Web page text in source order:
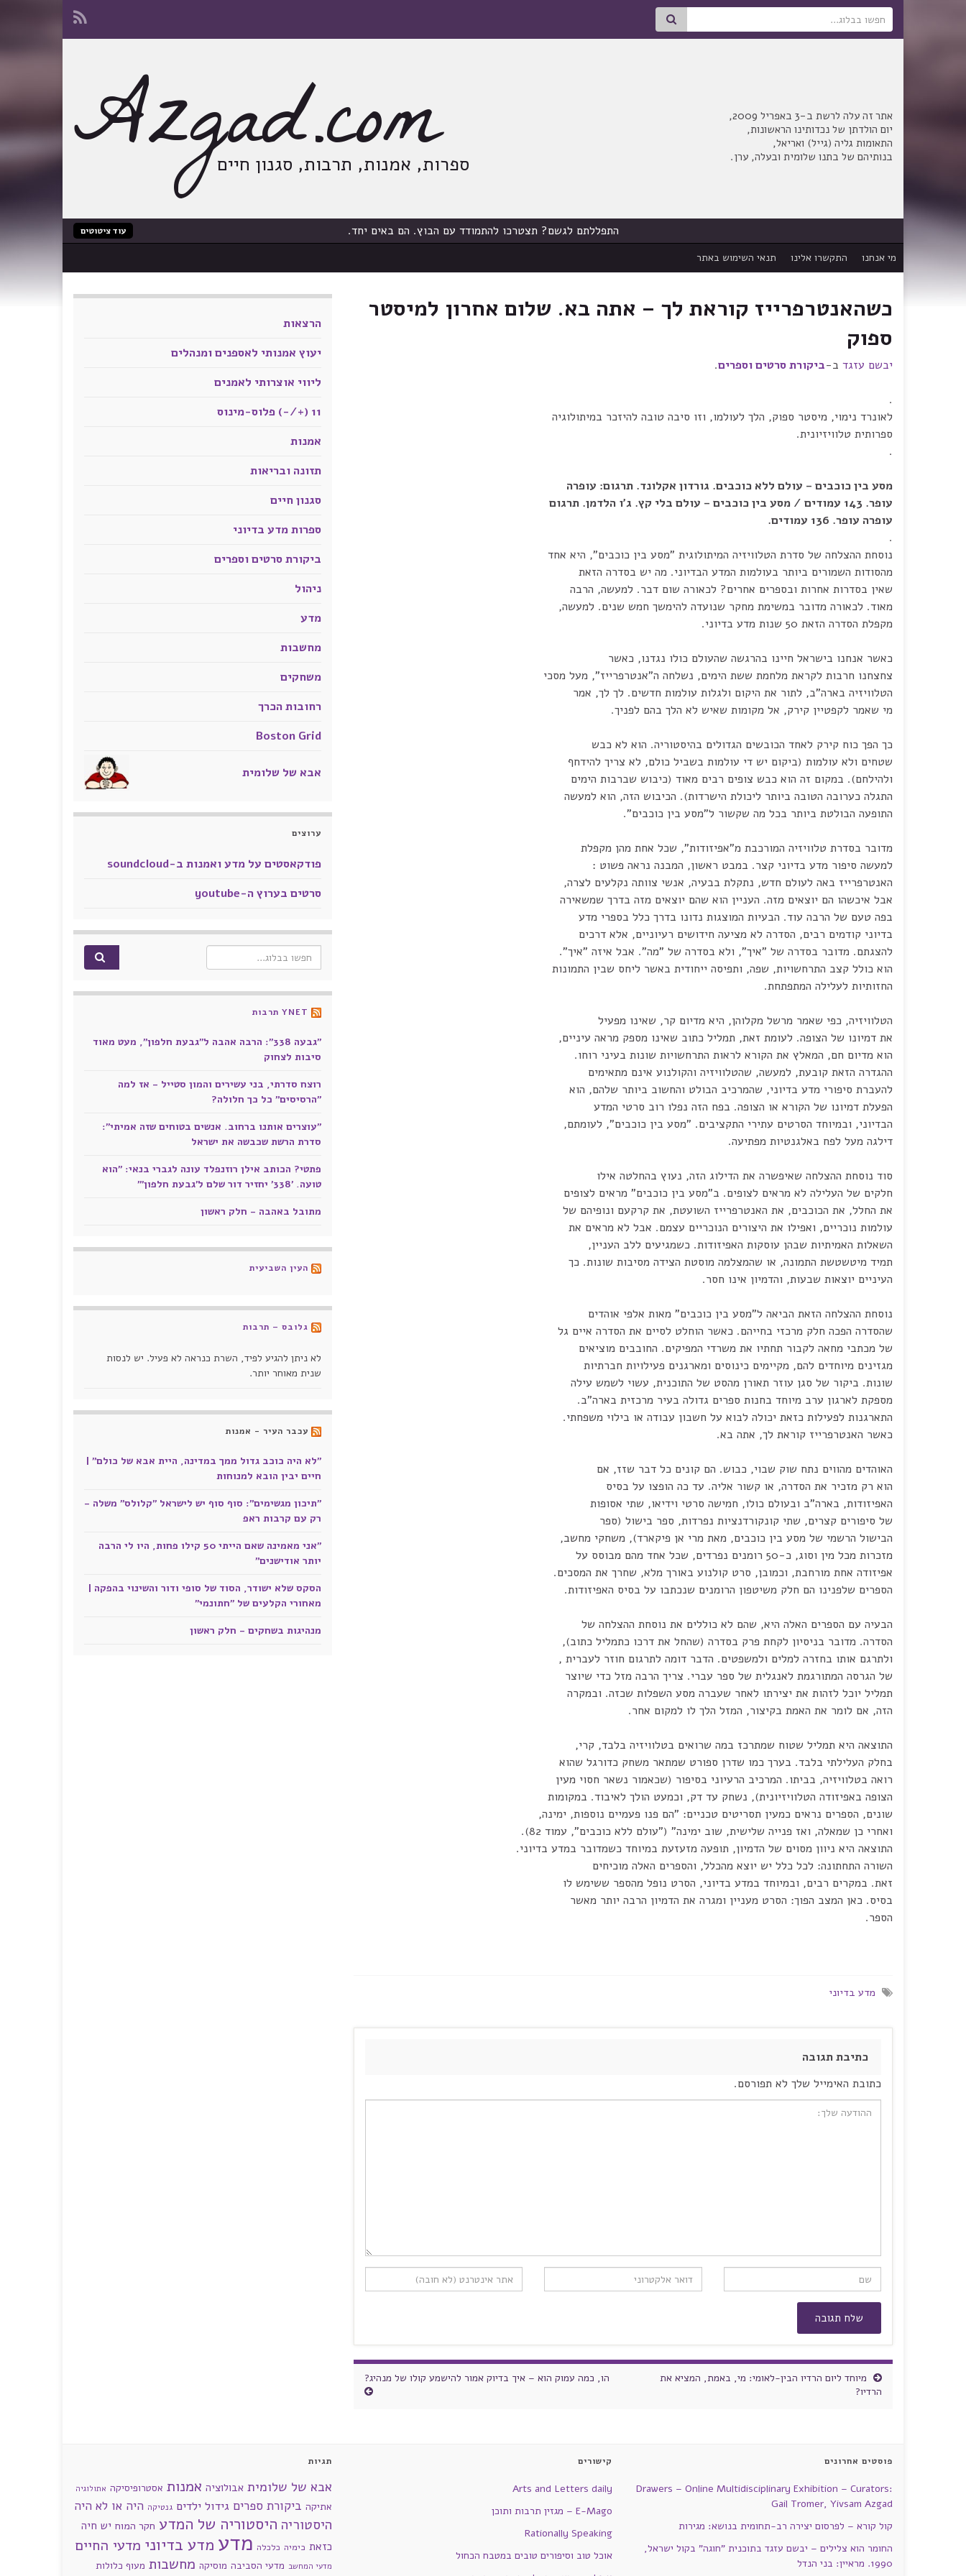
Search for:
אתר זה עלה לרשת ב-3 באפריל 2009,
יום הולדתן של נכדותינו הראשונות,
התאומות גליה (גייל) ואריאל,
בנותיהם של בתנו שלומית ובעלה, ערן.
Azgad.com
ספרות, אמנות, תרבות, סגנון חיים
התפללתם לגשם? תצטרכו להתמודד עם הבוץ. הם באים יחד. עוד ציטוטים
מי אנחנו התקשרו אלינו תנאי השימוש באתר
כשהאנטרפרייז קוראת לך – אתה בא. שלום אחרון למיסטר
ספוק
יבשם עזגד ב-ביקורת סרטים וספרים.
.
לאונרד נימוי, מיסטר ספוק, הלך לעולמו, וזו סיבה טובה להיזכר במיתולוגיה
ספרותית טלוויזיונית.
.
מסע בין כוכבים – עולם ללא כוכבים. גורדון אקלונד. תרגום: עופרה
עופר. 143 עמודים / מסע בין כוכבים – עולם בלי קץ. ג'ו הלדמן. תרגום
עופרה עופר. 136 עמודים.
.
נוסחת ההצלחה של סדרת הטלוויזיה המיתולוגית "מסע בין כוכבים", היא אחד
מהסודות השמורים ביותר בעולמות המדע הבדיוני. מה יש בסדרה הזאת
שאין בסדרות אחרות ובספרים אחרים? לכאורה שום דבר. למעשה, הרבה
מאוד. לכאורה מדובר במשימת מחקר שנועדה להימשך חמש שנים. למעשה,
מקפלת הסדרה הזאת 50 שנות מדע בדיוני.
כאשר אנחנו בישראל חיינו בהרגשה שהעולם כולו נגדנו, כאשר
צחצחנו חרבות לקראת מלחמת ששת הימים, נשלחה ה"אנטרפרייז", מעל מסכי
הטלוויזיה בארה"ב, לתור את היקום ולגלות עולמות חדשים. לך לך, אמר
מי שאמר לקפטיין קירק, אל מקומות שאיש לא הלך בהם לפניך.
כך הפך כוח קירק לאחד הכובשים הגדולים בהיסטוריה. הוא לא כבש
שטחים ולא עולמות (ביקום יש די עולמות בשביל כולם, לא צריך להידחף
ולהילחם). במקום זה הוא כבש צופים רבים מאוד (כיבוש שברבות הימים
התגלה כערובה הטובה ביותר ליכולת הישרדות). הכיבוש הזה, הוא למעשה
התופעה הבולטת ביותר בכל מה שקשור ל"מסע בין כוכבים".
מדובר בסדרת טלוויזיה המורכבת מ"אפיזודות", שכל אחת מהן מקפלת
למעשה סיפור מדע בדיוני קצר. במבט ראשון, המבנה נראה פשוט :
האנטרפרייז באה לעולם חדש, נתקלת בבעיה, אנשי צוותה נקלעים לצרה,
אבל איכשהו הם יוצאים מזה. העניין הוא שהם יוצאים מזה בדרך שמשאירה
בפה טעם של הרבה עוד. הבעיות המוצגות נדונו בדרך כלל בספרי מדע
בדיוני קודמים רבים, הסדרה לא מציעה חידושים רעיוניים, אלא דרכים
להצגתם. מדובר בסדרה של "איך", ולא בסדרה של "מה". אבל איזה "איך".
הוא כולל קצב התרחשויות, שפה, ותפיסה ייחודית באשר ליחס שבין התמונות
החזותיות לעלילה המתפתחת.
הטלוויזיה, כפי שאמר מרשל מקלוהן, היא מדיום קר, שאינו מפעיל
את דמיונו של הצופה. לעומת זאת, תמליל כתוב שאינו מספק מראה עיניים,
הוא מדיום חם, המאלץ את הקורא לראות התרחשויות שונות בעיני רוחו.
ההגדרה הזאת קובעת, למעשה, שהטלוויזיה והקולנוע אינם מתאימים
להעברת סיפורי מדע בדיוני, שהמרכיב הבולט והחשוב ביותר שלהם, הוא
הפעלת דמיונו של הקורא או הצופה. בפח הזה נפלו רוב סרטי המדע
הבדיוני, ובמיוחד הסרטים עתירי התקציבים. "מסע בין כוכבים", לעומתם,
דילגה מעל לפח באלגנטיות מפתיעה.
סוד נוסחת ההצלחה שאיפשרה את הדילוג הזה, נעוץ בהחלטה אילו
חלקים של העלילה לא מראים לצופים. ב"מסע בין כוכבים" מראים לצופים
את החלל, את הכוכבים, את האנטרפרייז השועטת, את קרקעם ונופיהם של
עולמות נוכריים, ואפילו את היצורים הנוכריים עצמם. אבל לא מראים את
השאלות האמיתיות שבהן עוסקות האפיזודות. כשמגיעים ללב העניין,
תמיד מיטשטשת התמונה, או שהמצלמה מוסטת הצידה מסיבות שונות. כך
העיניים יוצאות שבעות, והדמיון אינו חסר.
נוסחת ההצלחה הזאת הביאה ל"מסע בין כוכבים" מאות אלפי אוהדים
שהסדרה הפכה חלק מרכזי בחייהם. כאשר הוחלט לסיים את הסדרה איים גל
של מכתבי מחאה לקבור תחתיו את משרדי המפיקים. החובבים מוציאים
מגזינים מיוחדים להם, מקיימים כינוסים ומארגנים פעילויות חברתיות
שונות. ביקור של סגן עוזר תאורן מהסט של התוכנית, עשוי לשמש עילה
מספקת לארגון ערב מיוחד בחנות ספרים גדולה בעיר מרכזית בארה"ב.
התארגנות לפעילות כזאת יכולה לבוא על חשבון עבודה או בילוי משפחתי.
כאשר האנטרפרייז קוראת לך, אתה בא.
האוהדים מהווים נתח שוק שבוי, כבוש. הם קונים כל דבר שזז, אם
הוא רק מזכיר את הסדרה, או קשור אליה. עד כה הופצו על בסיס
האפיזודות, בארה"ב ובעולם כולו, חמישה סרטי וידיאו, שתי אסופות
של סיפורים קצרים, שתי קונקורדנציות נפרדות, ספר בישול (ספר
הבישול הרשמי של מסע בין כוכבים, מאת מרי אן פיקארד), משחקי מחשב,
מזכרות מכל מין וסוג, כ-50 רומנים נפרדים, שכל אחד מהם מבוסס על
אפיזודה אחת מורחבת, וכמובן, סרט קולנוע באורך מלא, שחרך את המסכים.
הספרים שלפנינו הם חלק משיטפון הרומנים שנכתבו על בסיס האפיזודות.
הבעיה עם הספרים האלה היא, שהם לא כוללים את נוסחת ההצלחה של
הסדרה. מדובר בניסיון לקחת פרק בסדרה (שהחל את דרכו כתמליל כתוב),
ולתרגם אותו בחזרה למלים ולמשפטים. הדבר דומה לתרגום חוזר לעברית ,
של הגרסה המתורגמת לאנגלית של ספר עברי. צריך הרבה מזל כדי שיוצר
תמליל יוכל לזהות את יצירתו לאחר שעברה מסע השפלות שכזה. ובמקרה
הזה, אם לומר את האמת בקיצור, המזל הלך לו למקום אחר.
התוצאה היא תמליל שטוח שמתרכז במה שרואים בטלוויזיה בלבד, קרי,
בחלק העלילתי בלבד. בערך כמו שדרן ספורט שמתאר משחק כדורגל שהוא
רואה בטלוויזיה, בביתו. המרכיב הרעיוני בסיפור (שכאמור נשאר חסוי מעין
הצופה באפיזודה הטלוויזיונית), נשחק עד דק, וכמעט הולך לאיבוד. במקומות
שונים, הספרים נראים כמעין תסריטים טכניים: "הם פנו פעמיים נוספות, ימינה,
ואחרי כן שמאלה, ואז פנייה שלישית, שוב ימינה" ("עולם ללא כוכבים", עמוד 82).
התוצאה היא ניוון מסוים של הדמיון, תופעה מזעזעת במיוחד כשמדובר במדע בדיוני.
השורה התחתונה: לכל כלל יש יוצא מהכלל, והספרים האלה מוכיחים
זאת. במקרים רבים, ובמיוחד במדע בדיוני, הסרט נופל מהספר ששימש לו
בסיס. כאן המצב הפוך: הסרט מעניין ומגרה את הדמיון הרבה יותר מאשר
הספר.
מדע בדיוני
כתיבת תגובה
כתובת האימייל שלך לא תפורסם.
מיוחד ליום הרדיו הבין-לאומי: מי, באמת, המציא את
הרדיו?
הו, כמה עמוק הוא – איך בדיוק אמור להישמע קולו של מנהיג?
הרצאות
יעוץ אמנותי לאספנים ומנהלים
ליווי אוצרותי לאמנים
11 (+/-) פלוס-מינוס
אמנות
תזונה ובריאות
סגנון חיים
ספרות מדע בדיוני
ביקורת סרטים וספרים
ניהול
מדע
מחשבות
משחקים
רחובות הכרך
Boston Grid
אבא של שלומית
ערוצים
פודקאסטים על מדע ואמנות ב-soundcloud
סרטים בערוץ ה-youtube
Search for:
YNET תרבות
"גבעה 338": הרבה אהבה ל"גבעת חלפון", מעט מאוד
סיבות לצחוק
רוצח סדרתי, בני עשירים והמון סטייל - אז למה
"הרסיסים" כל כך חלולה?
"עוצרים אותנו ברחוב. אנשים בטוחים שזה אמיתי":
סדרת הרשת שכבשה את ישראל
פתטי? הכותב אילן רוזנפלד עונה לגברי בנאי: "הוא
טועה. '338' יחזיר דור שלם ל'גבעת חלפון'"
מתובל באהבה - חלק ראשון
העין השביעית
גלובס – תרבות
לא ניתן להגיע לפיד, השרת כנראה לא פעיל. יש לנסות
שנית מאוחר יותר.
עכבר העיר - אמנות
"לא היה כוכב גדול ממך במדינה, היית אבא של כולם" |
חיים יבין הובא למנוחות
"תיכון מגשימים": סוף סוף יש לישראל "קלולס" משלה -
רק עם קרבות ראפ
"אני מאמינה שאם הייתי 50 קילו פחות, היו לי הרבה
יותר אודישנים"
הסקס שלא ישודר, הסוד של סופי ודור והשינוי בהפקה |
מאחורי הקלעים של "חתונמי"
מנהיגות בשחקים - חלק ראשון
פוסטים אחרונים
Drawers – Online Multidisciplinary Exhibition – Curators:
Gail Tromer, Yivsam Azgad
קול קורא – לפרסום יצירה רב-תחומית בנושא: מגירות
החומר הוא צלילים – יבשם עזגד בתוכנית "חוגה" בקול ישראל,
1990. מראיין: בני הנדל
קישורים
Arts and Letters daily
E-Mago – מגזין תרבות ותוכן
Rationally Speaking
אוכל טוב וסיפורים טובים במטבח הכחול
תגיות
אבא של שלומית אבולוציה אמנות אסטרופיסיקה אתולוגיה
אתיקה ביקורת ספרים גידול ילדים גנטיקה היה או לא היה
היסטוריה היסטוריה של המדע חקר המוח יש חיה
כזאת כימיה כלכלה מדע מדע בדיוני מדעי החיים
מדעי המחשב מדעי הסביבה מוסיקה מחשבות מעוף כלולות